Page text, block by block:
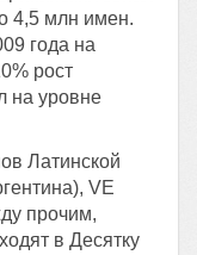
4,5 млн имен.
года на
рост
на уровне
Латинской
VE
прочим,
в Десятку